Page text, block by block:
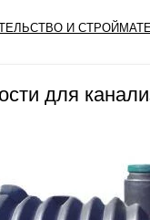
И
для